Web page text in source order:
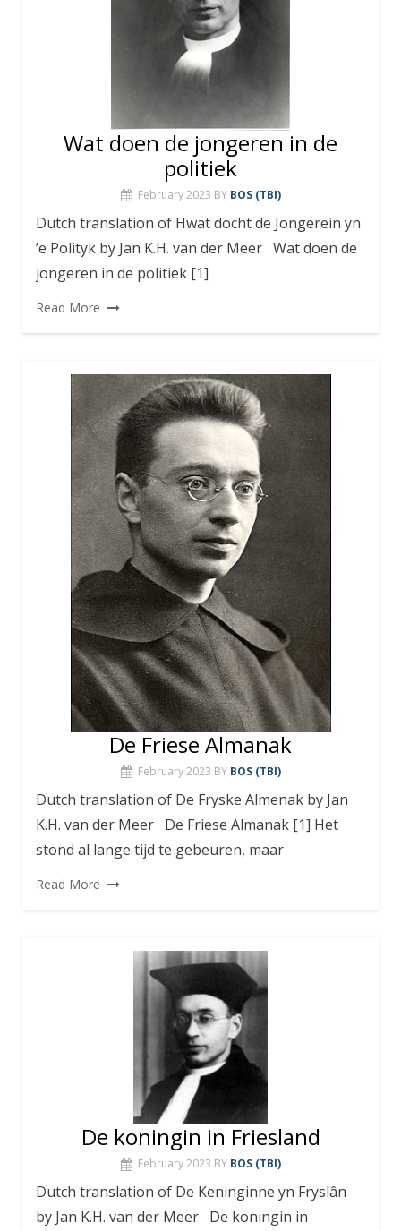
Wat doen de jongeren in de
politiek
February 2023 BY BOS (TBI)
Dutch translation of Hwat docht de Jongerein yn
’e Polityk by Jan K.H. van der Meer Wat doen de
jongeren in de politiek [1]
Read More
De Friese Almanak
February 2023 BY BOS (TBI)
Dutch translation of De Fryske Almenak by Jan
K.H. van der Meer De Friese Almanak [1] Het
stond al lange tijd te gebeuren, maar
Read More
De koningin in Friesland
February 2023 BY BOS (TBI)
Dutch translation of De Keninginne yn Fryslân
by Jan K.H. van der Meer De koningin in